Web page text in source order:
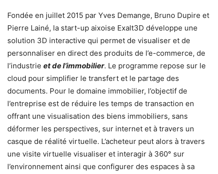
Fondée en juillet 2015 par Yves Demange, Bruno Dupire et
Pierre Lainé, la start-up aixoise Exalt3D développe une
solution 3D interactive qui permet de visualiser et de
personnaliser en direct des produits de l’e-commerce, de
l’industrie et de l’immobilier. Le programme repose sur le
cloud pour simplifier le transfert et le partage des
documents. Pour le domaine immobilier, l’objectif de
l’entreprise est de réduire les temps de transaction en
offrant une visualisation des biens immobiliers, sans
déformer les perspectives, sur internet et à travers un
casque de réalité virtuelle. L’acheteur peut alors à travers
une visite virtuelle visualiser et interagir à 360° sur
l’environnement ainsi que configurer des espaces à sa